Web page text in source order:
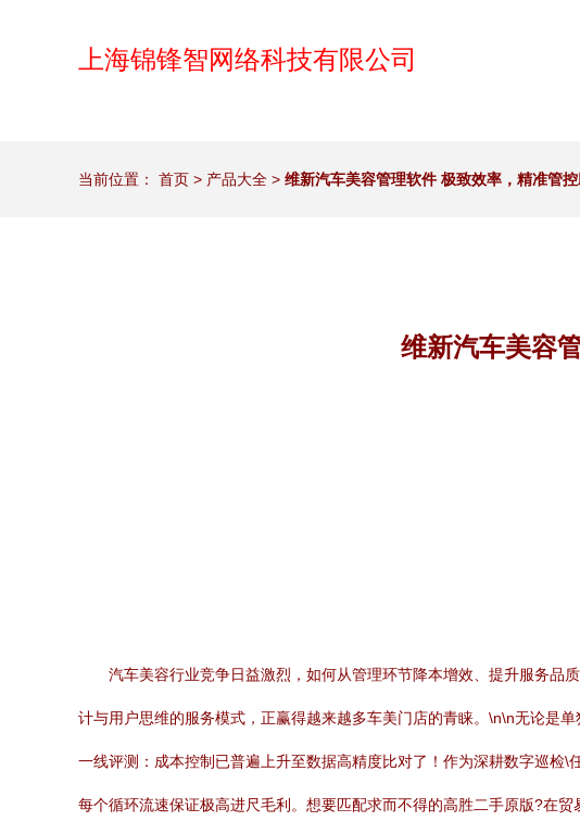
上海锦锋智网络科技有限公司
当前位置： 首页 > 产品大全 > 维新汽车美容管理软件 极致效率，精准管
维新汽车美容
汽车美容行业竞争日益激烈，如何从管理环节降本增效、提升服务品
计与用户思维的服务模式，正赢得越来越多车美门店的青睐。\n\n无论是
一线评测：成本控制已普遍上升至数据高精度比对了！作为深耕数字巡检
每个循环流速保证极高进尺毛利。想要匹配求而不得的高胜二手原版?在